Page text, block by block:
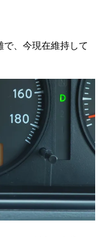
で、今現在維持して